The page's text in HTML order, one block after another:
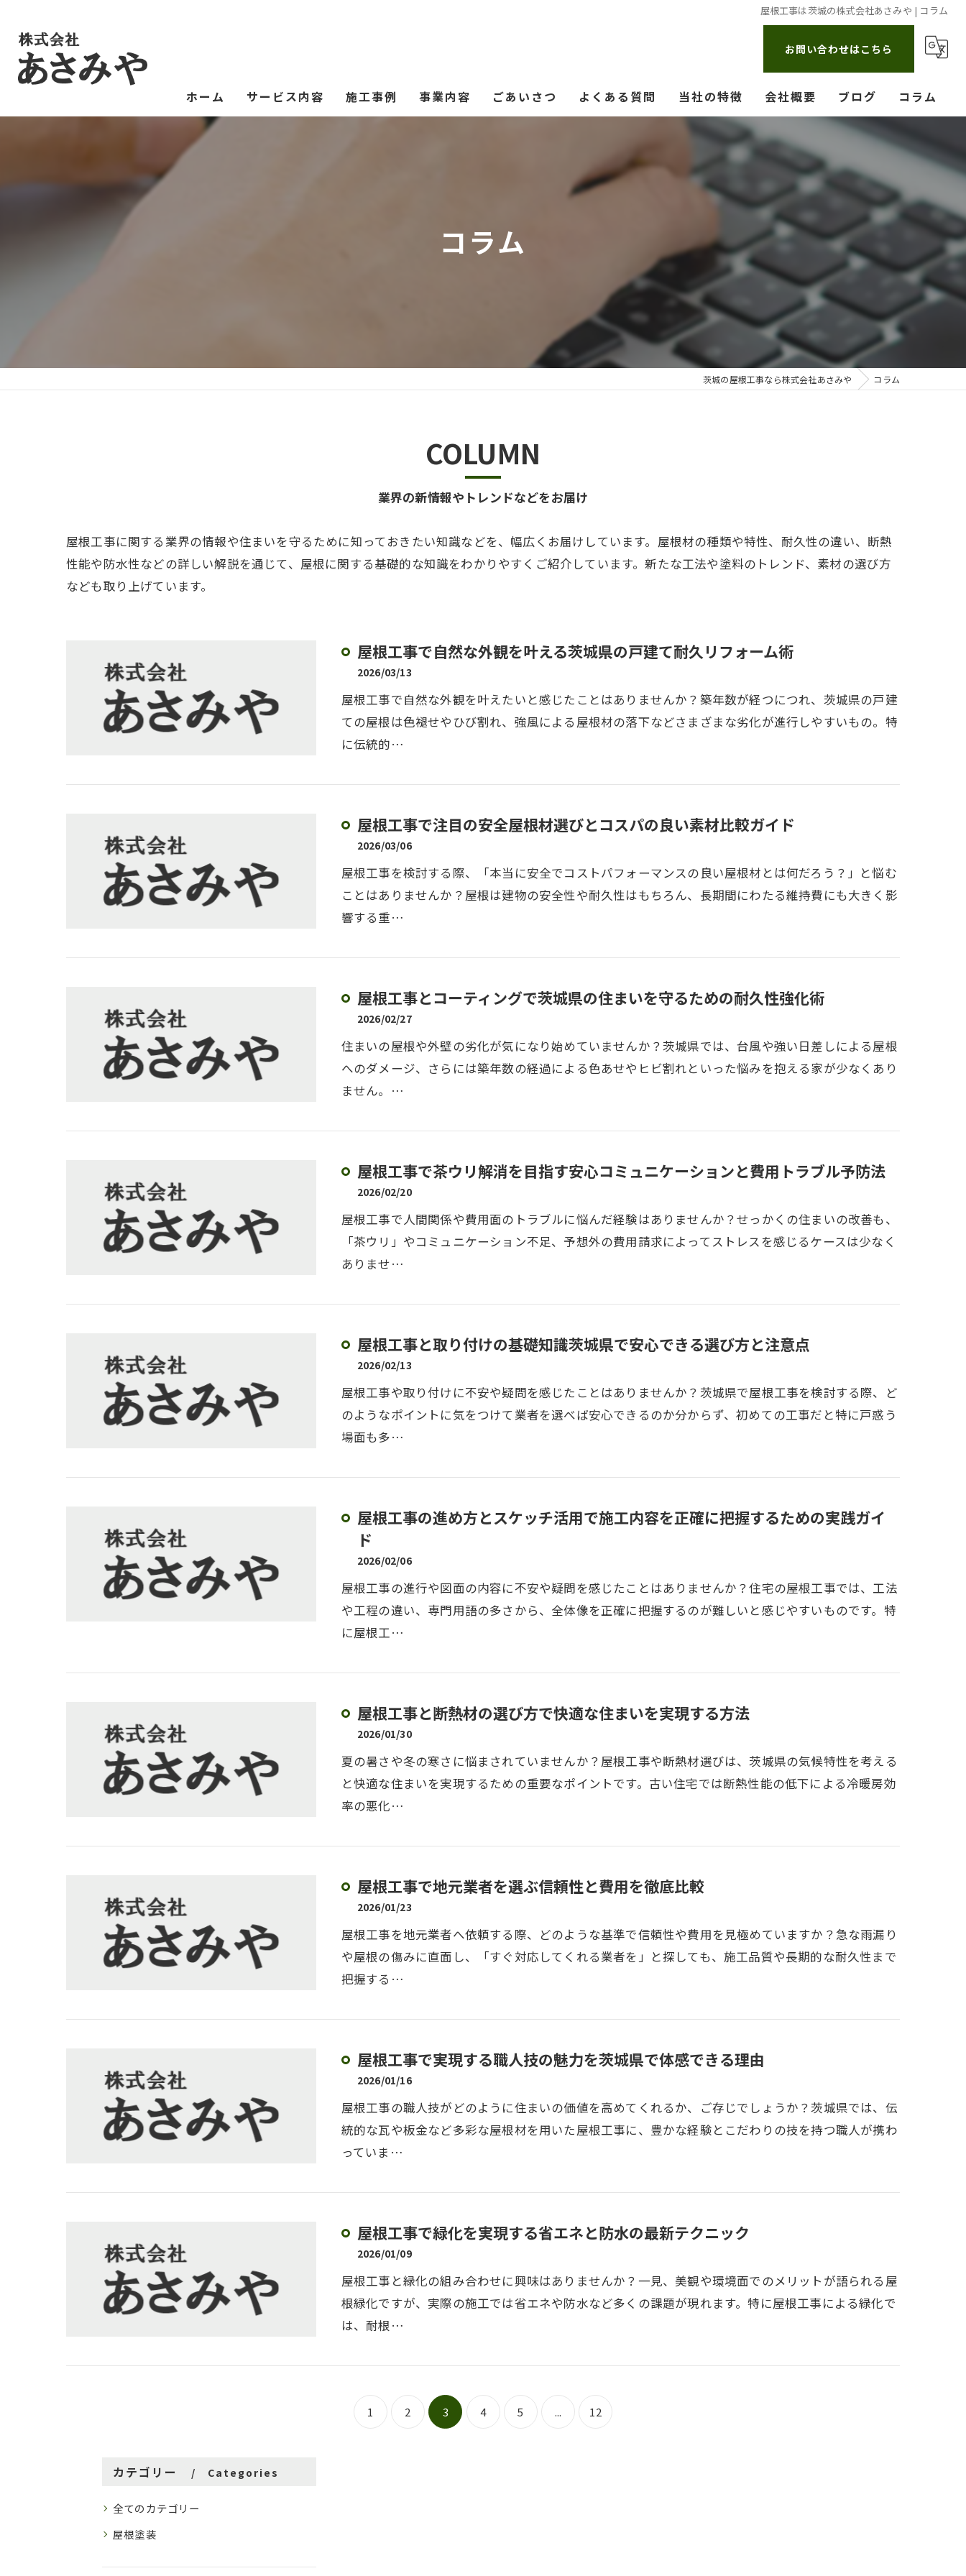
屋根工事は茨城の株式会社あさみや | コラム
お問い合わせはこちら
ホーム サービス内容 施工事例 事業内容 ごあいさつ よくある質問 当社の特徴 会社概要
漫画特集
ブログ コラム
コラム
茨城の屋根工事なら株式会社あさみや コラム
COLUMN
業界の新情報やトレンドなどをお届け
屋根工事に関する業界の情報や住まいを守るために知っておきたい知識などを、幅広くお届けしています。屋根材の種類や特性、耐久性の違い、断熱
性能や防水性などの詳しい解説を通じて、屋根に関する基礎的な知識をわかりやすくご紹介しています。新たな工法や塗料のトレンド、素材の選び方
なども取り上げています。
屋根工事で自然な外観を叶える茨城県の戸建て耐久リフォーム術
2026/03/13
屋根工事で自然な外観を叶えたいと感じたことはありませんか？築年数が経つにつれ、茨城県の戸建
ての屋根は色褪せやひび割れ、強風による屋根材の落下などさまざまな劣化が進行しやすいもの。特
に伝統的…
屋根工事で注目の安全屋根材選びとコスパの良い素材比較ガイド
2026/03/06
屋根工事を検討する際、「本当に安全でコストパフォーマンスの良い屋根材とは何だろう？」と悩む
ことはありませんか？屋根は建物の安全性や耐久性はもちろん、長期間にわたる維持費にも大きく影
響する重…
屋根工事とコーティングで茨城県の住まいを守るための耐久性強化術
2026/02/27
住まいの屋根や外壁の劣化が気になり始めていませんか？茨城県では、台風や強い日差しによる屋根
へのダメージ、さらには築年数の経過による色あせやヒビ割れといった悩みを抱える家が少なくあり
ません。…
屋根工事で茶ウリ解消を目指す安心コミュニケーションと費用トラブル予防法
2026/02/20
屋根工事で人間関係や費用面のトラブルに悩んだ経験はありませんか？せっかくの住まいの改善も、
「茶ウリ」やコミュニケーション不足、予想外の費用請求によってストレスを感じるケースは少なく
ありませ…
屋根工事と取り付けの基礎知識茨城県で安心できる選び方と注意点
2026/02/13
屋根工事や取り付けに不安や疑問を感じたことはありませんか？茨城県で屋根工事を検討する際、ど
のようなポイントに気をつけて業者を選べば安心できるのか分からず、初めての工事だと特に戸惑う
場面も多…
屋根工事の進め方とスケッチ活用で施工内容を正確に把握するための実践ガイ
ド
2026/02/06
屋根工事の進行や図面の内容に不安や疑問を感じたことはありませんか？住宅の屋根工事では、工法
や工程の違い、専門用語の多さから、全体像を正確に把握するのが難しいと感じやすいものです。特
に屋根工…
屋根工事と断熱材の選び方で快適な住まいを実現する方法
2026/01/30
夏の暑さや冬の寒さに悩まされていませんか？屋根工事や断熱材選びは、茨城県の気候特性を考える
と快適な住まいを実現するための重要なポイントです。古い住宅では断熱性能の低下による冷暖房効
率の悪化…
屋根工事で地元業者を選ぶ信頼性と費用を徹底比較
2026/01/23
屋根工事を地元業者へ依頼する際、どのような基準で信頼性や費用を見極めていますか？急な雨漏り
や屋根の傷みに直面し、「すぐ対応してくれる業者を」と探しても、施工品質や長期的な耐久性まで
把握する…
屋根工事で実現する職人技の魅力を茨城県で体感できる理由
2026/01/16
屋根工事の職人技がどのように住まいの価値を高めてくれるか、ご存じでしょうか？茨城県では、伝
統的な瓦や板金など多彩な屋根材を用いた屋根工事に、豊かな経験とこだわりの技を持つ職人が携わ
っていま…
屋根工事で緑化を実現する省エネと防水の最新テクニック
2026/01/09
屋根工事と緑化の組み合わせに興味はありませんか？一見、美観や環境面でのメリットが語られる屋
根緑化ですが、実際の施工では省エネや防水など多くの課題が現れます。特に屋根工事による緑化で
は、耐根…
1 2 3 4 5 ... 12
カテゴリー Categories
全てのカテゴリー
屋根塗装